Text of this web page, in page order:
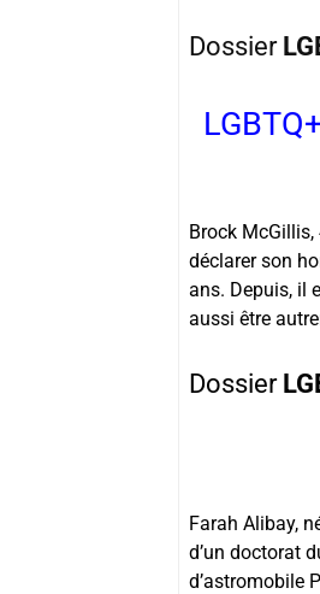
Dossier
Brock McGillis,
déclarer son
ans. Depuis, il
aussi être
Dossier
Farah Alibay,
d’un doctorat
d’astromobile